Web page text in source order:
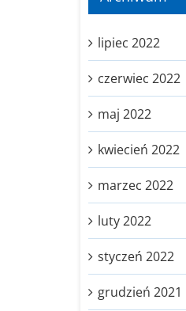
lipiec 2022
czerwiec 2022
maj 2022
kwiecień 2022
marzec 2022
luty 2022
styczeń 2022
grudzień 2021